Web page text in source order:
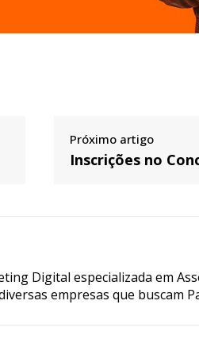
Próximo artigo
Inscrições no
Digital especializada em
empresas que buscam